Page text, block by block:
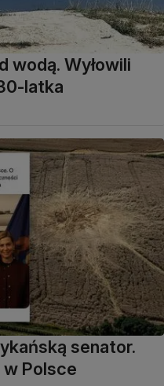
wodą. Wyłowili
latka
senator.
Polsce